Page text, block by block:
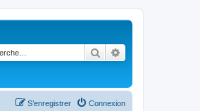
Rechercher
Connexion
S’enregistrer